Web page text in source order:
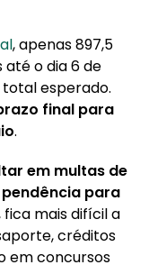
Federal:
, apenas 897,5
o dia 6 de
total esperado.
final para
.
em multas de
para
fica mais difícil a
créditos
em concursos